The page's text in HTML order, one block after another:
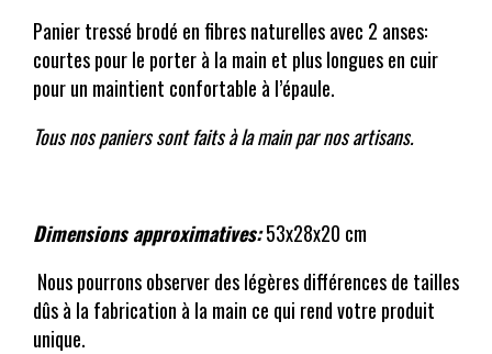
Panier tressé brodé en fibres naturelles avec 2 anses:
courtes pour le porter à la main et plus longues en cuir
pour un maintient confortable à l’épaule.
Tous nos paniers sont faits à la main par nos artisans.
Dimensions approximatives:53x28x20 cm
Nous pourrons observer des légères différences de tailles
dûs à la fabrication à la main ce qui rend votre produit
unique.